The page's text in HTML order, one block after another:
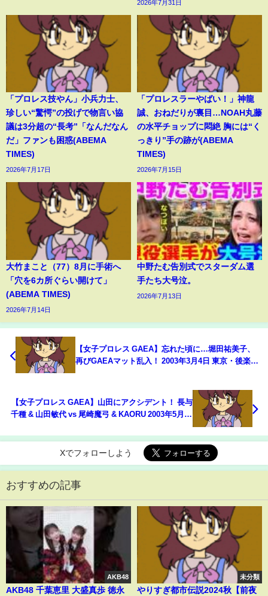
2026年7月31日
「プロレス技やん」小兵力士、
珍しい“驚愕”の投げで物言い協
議は3分超の“長考”「なんだなん
だ」ファンも困惑(ABEMA
TIMES)
2026年7月17日
「プロレスラーやばい！」神龍
誠、おねだりが裏目…NOAH丸藤
の水平チョップに悶絶 胸には“く
っきり”手の跡が(ABEMA
TIMES)
2026年7月15日
大竹まこと（77）8月に手術へ
「穴を6カ所ぐらい開けて」
(ABEMA TIMES)
2026年7月14日
中野たむ告別式でスターダム選
手たち大号泣。
2026年7月13日
【女子プロレス GAEA】忘れた頃に…堀田祐美子、
再びGAEAマット乱入！ 2003年3月4日 東京・後楽園
【女子プロレス GAEA】山田にアクシデント！ 長与
千種 & 山田敏代 vs 尾崎魔弓 & KAORU 2003年5月18
Xでフォローしよう
おすすめの記事
AKB48
AKB48 千葉恵里 大盛真歩 徳永
未分類
やりすぎ都市伝説2024秋【前夜